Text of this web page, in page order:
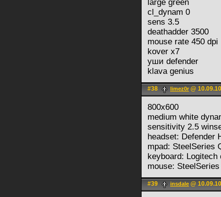
large green
cl_dynam 0
sens 3.5
deathadder 3500
mouse rate 450 dpi
kover x7
уши defender
klava genius
#38 limez0r @
800х600
medium white
sensitivity 2.5
headset: Defender
mpad: SteelSeries
keyboard: Logitech
mouse:
#39 insdale @